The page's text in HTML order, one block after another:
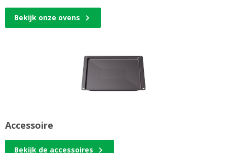
Bekijk onze ovens
Accessoire
Bekijk de accessoires